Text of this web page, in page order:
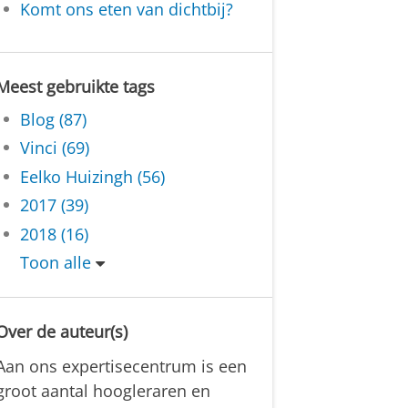
Komt ons eten van dichtbij?
gebruikte tags
Blog (87)
Vinci (69)
Eelko Huizingh (56)
2017 (39)
2018 (16)
Toon alle
de auteur(s)
ons expertisecentrum is een
aantal hoogleraren en